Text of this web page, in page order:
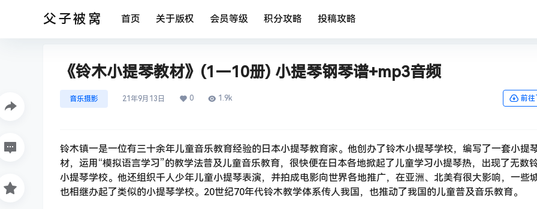
父子被窝 首页 关于版权 会员等级 积分攻略 投稿攻略
《铃木小提琴教材》(1—10册) 小提琴钢琴谱+mp3音频
音乐摄影 21年9月13日 0 1.9k 前往
铃木镇一是一位有三十余年儿童音乐教育经验的日本小提琴教育家。他创办了铃木小提琴学校，编写了一套小提
材，运用“模拟语言学习”的教学法普及儿童音乐教育，很快便在日本各地掀起了儿童学习小提琴热，出现了无数
小提琴学校。他还组织千人少年儿童小提琴表演，并拍成电影向世界各地推广，在亚洲、北美有很大影响，一些
也相继办起了类似的小提琴学校。20世纪70年代铃木教学体系传人我国，也推动了我国的儿童普及音乐教育。